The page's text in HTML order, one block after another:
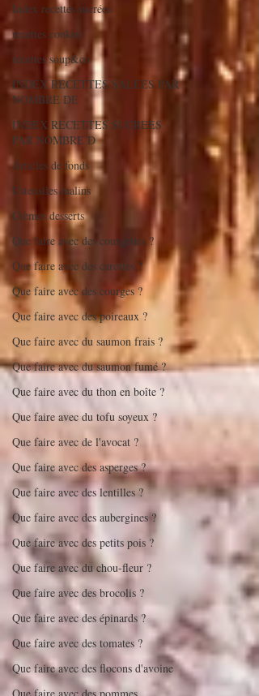
Index recettes sucrées
recettes cookeo
recettes soup&co
INDEX RECETTES SALEES PAR
NOMBRE DE
INDEX RECETTES SUCREES
PAR NOMBRE D
Articles de fonds
Ustensiles malins
Crèmes desserts
Que faire avec des courgettes ?
Que faire avec des carottes ?
Que faire avec des courges ?
Que faire avec des poireaux ?
Que faire avec du saumon frais ?
Que faire avec du saumon fumé ?
Que faire avec du thon en boîte ?
Que faire avec du tofu soyeux ?
Que faire avec de l'avocat ?
Que faire avec des asperges ?
Que faire avec des lentilles ?
Que faire avec des aubergines ?
Que faire avec des petits pois ?
Que faire avec du chou-fleur ?
Que faire avec des brocolis ?
Que faire avec des épinards ?
Que faire avec des tomates ?
Que faire avec des flocons d'avoine